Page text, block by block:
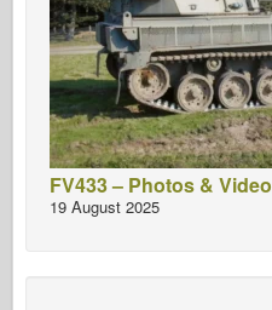
FV433 – Photos & Video
19 August 2025